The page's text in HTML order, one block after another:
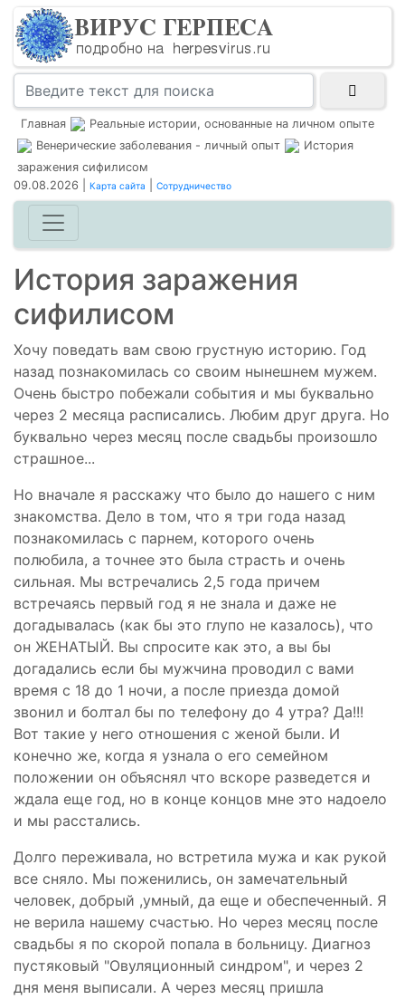
Главная
Реальные истории, основанные на личном опыте
Венерические заболевания - личный опыт
История
заражения сифилисом
09.08.2026 |
Карта сайта Сотрудничество
История заражения
сифилисом
Хочу поведать вам свою грустную историю. Год
назад познакомилась со своим нынешнем мужем.
Очень быстро побежали события и мы буквально
через 2 месяца расписались. Любим друг друга. Но
буквально через месяц после свадьбы произошло
страшное...
Но вначале я расскажу что было до нашего с ним
знакомства. Дело в том, что я три года назад
познакомилась с парнем, которого очень
полюбила, а точнее это была страсть и очень
сильная. Мы встречались 2,5 года причем
встречаясь первый год я не знала и даже не
догадывалась (как бы это глупо не казалось), что
он ЖЕНАТЫЙ. Вы спросите как это, а вы бы
догадались если бы мужчина проводил с вами
время с 18 до 1 ночи, а после приезда домой
звонил и болтал бы по телефону до 4 утра? Да!!!
Вот такие у него отношения с женой были. И
конечно же, когда я узнала о его семейном
положении он объяснял что вскоре разведется и
ждала еще год, но в конце концов мне это надоело
и мы расстались.
Долго переживала, но встретила мужа и как рукой
все сняло. Мы поженились, он замечательный
человек, добрый ,умный, да еще и обеспеченный. Я
не верила нашему счастью. Но через месяц после
свадьбы я по скорой попала в больницу. Диагноз
пустяковый "Овуляционный синдром", и через 2
дня меня выписали. А через месяц пришла